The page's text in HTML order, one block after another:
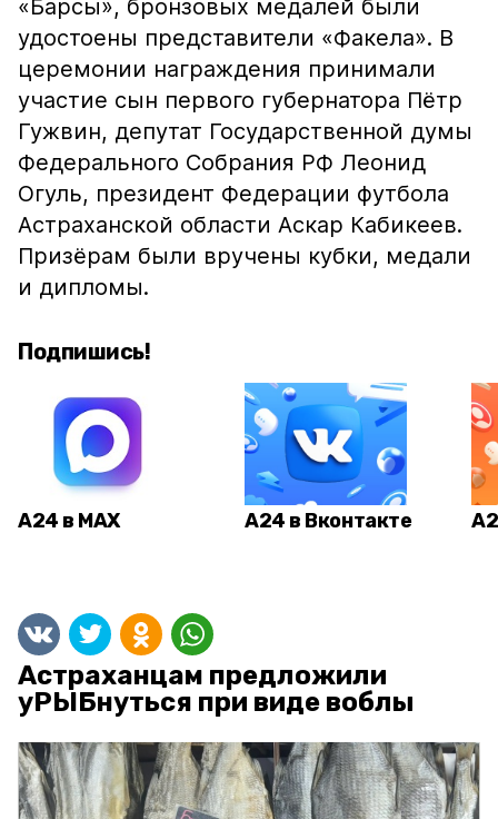
«Барсы», бронзовых медалей были
удостоены представители «Факела». В
церемонии награждения принимали
участие сын первого губернатора Пётр
Гужвин, депутат Государственной думы
Федерального Собрания РФ Леонид
Огуль, президент Федерации футбола
Астраханской области Аскар Кабикеев.
Призёрам были вручены кубки, медали
и дипломы.
Подпишись!
А24 в MAX А24 в Вконтакте
Астраханцам предложили
уРЫБнуться при виде воблы